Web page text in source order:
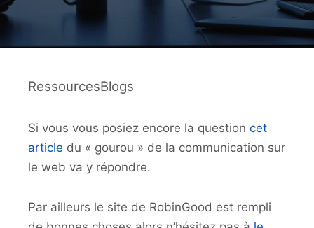
RessourcesBlogs
Si vous vous posiez encore la question cet
article du « gourou » de la communication sur
le web va y répondre.
Par ailleurs le site de RobinGood est rempli